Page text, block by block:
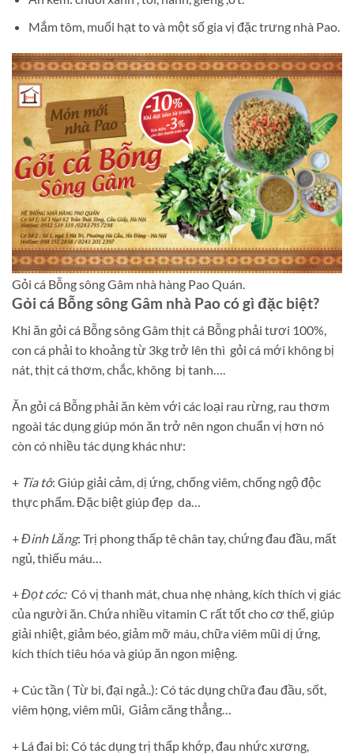
Mắm tôm, muối hạt to và một số gia vị đặc trưng nhà Pao.
Gỏi cá Bỗng sông Gâm nhà hàng Pao Quán.
Gỏi cá Bỗng sông Gâm nhà Pao có gì đặc biệt?
Khi ăn gỏi cá Bỗng sông Gâm thịt cá Bỗng phải tươi 100%,
con cá phải to khoảng từ 3kg trở lên thì gỏi cá mới không bị
nát, thịt cá thơm, chắc, không bị tanh….
Ăn gỏi cá Bỗng phải ăn kèm với các loại rau rừng, rau thơm
ngoài tác dụng giúp món ăn trở nên ngon chuẩn vị hơn nó
còn có nhiều tác dụng khác như:
+ Tía tô: Giúp giải cảm, dị ứng, chống viêm, chống ngộ độc
thực phẩm. Đặc biệt giúp đẹp da…
+Đinh Lăng: Trị phong thấp tê chân tay, chứng đau đầu, mất
ngủ, thiếu máu…
+Đọt cóc:Có vị thanh mát, chua nhẹ nhàng, kích thích vị giác
của người ăn. Chứa nhiều vitamin C rất tốt cho cơ thể, giúp
giải nhiệt, giảm béo, giảm mỡ máu, chữa viêm mũi dị ứng,
kích thích tiêu hóa và giúp ăn ngon miệng.
+ Cúc tần ( Từ bi, đại ngả..): Có tác dụng chữa đau đầu, sốt,
viêm họng, viêm mũi, Giảm căng thẳng…
+ Lá đai bi: Có tác dụng trị thấp khớp, đau nhức xương,